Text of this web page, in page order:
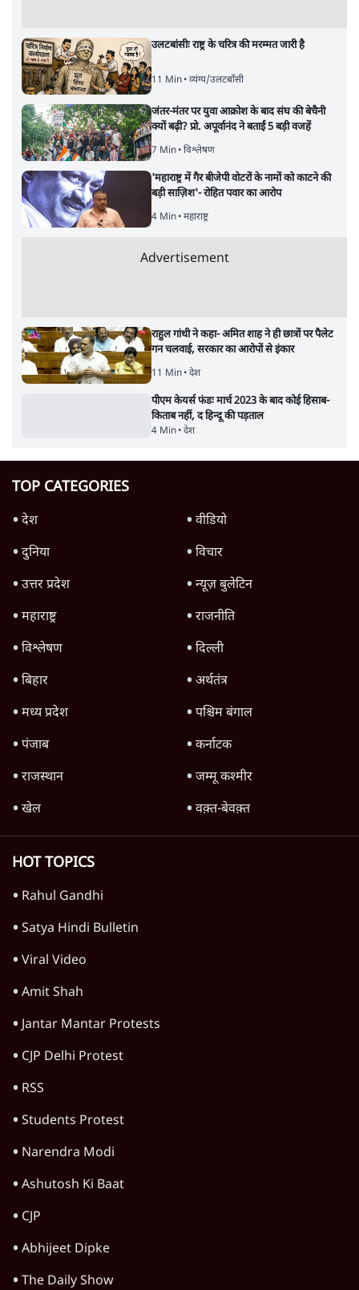
उलटबांसीः राष्ट्र के चरित्र की मरम्मत जारी है
11 Min• व्यंग्य/उलटबाँसी
जंतर-मंतर पर युवा आक्रोश के बाद संघ की बेचैनी
क्यों बढ़ी? प्रो. अपूर्वानंद ने बताईं 5 बड़ी वजहें
7 Min• विश्लेषण
'महाराष्ट्र में गैर बीजेपी वोटरों के नामों को काटने की
बड़ी साज़िश'- रोहित पवार का आरोप
4 Min• महाराष्ट्र
Advertisement
राहुल गांधी ने कहा- अमित शाह ने ही छात्रों पर पैलेट
गन चलवाई, सरकार का आरोपों से इंकार
11 Min• देश
पीएम केयर्स फंडः मार्च 2023 के बाद कोई हिसाब-
किताब नहीं, द हिन्दू की पड़ताल
दुनिया
न्यूज़ बुलेटिन
महाराष्ट्र
जम्मू कश्मीर
Satya Hindi Bulletin
Abhijeet Dipke